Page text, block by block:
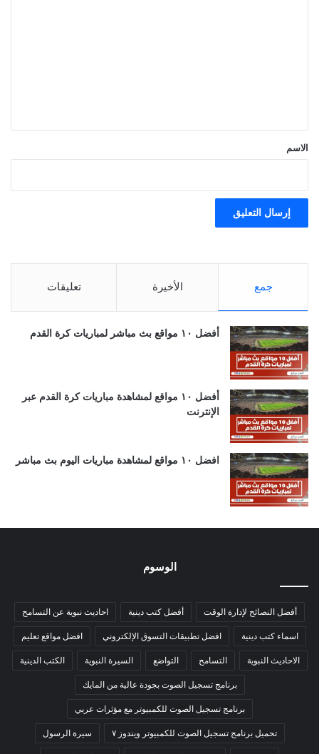
*
الاسم
جمع الأخيرة تعليقات
أفضل ١٠ مواقع بث مباشر لمباريات كرة القدم
أفضل ١٠ مواقع لمشاهدة مباريات كرة القدم عبر
الإنترنت
افضل ١٠ مواقع لمشاهدة مباريات اليوم بث مباشر
الوسوم
أفضل النصائح لإدارة الوقت أفضل كتب دينية احاديث نبوية عن التسامح
اسماء كتب دينية افضل تطبيقات التسوق الإلكتروني افضل مواقع تعليم
الاحاديث النبوية التسامح التواضع السيرة النبوية الكتب الدينية
برنامج تسجيل الصوت بجودة عالية من المايك
برنامج تسجيل الصوت للكمبيوتر مع مؤثرات عربي
تحميل برنامج تسجيل الصوت للكمبيوتر ويندوز ٧ سيرة الرسول